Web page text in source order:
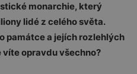
monarchie, který
lidé z celého světa.
památce a jejích rozlehlých
víte opravdu všechno?